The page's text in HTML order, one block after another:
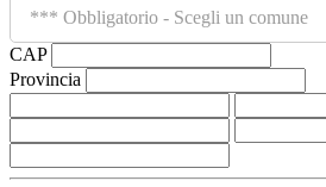
*** Obbligatorio - Scegli un comune
CAP
Provincia